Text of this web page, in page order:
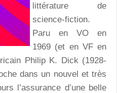
littérature de
science-fiction.
Paru en VO en
1969 (et en VF en
Philip K. Dick (1928-
dans un nouvel et très
l’assurance d’une belle